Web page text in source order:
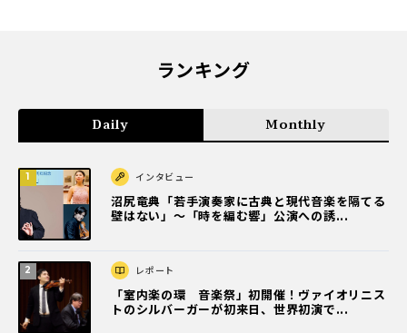
ランキング
Daily Monthly
インタビュー
沼尻竜典「若手演奏家に古典と現代音楽を隔てる
壁はない」～「時を編む響」公演への誘...
レポート
「室内楽の環 音楽祭」初開催！ヴァイオリニス
トのシルバーガーが初来日、世界初演で...